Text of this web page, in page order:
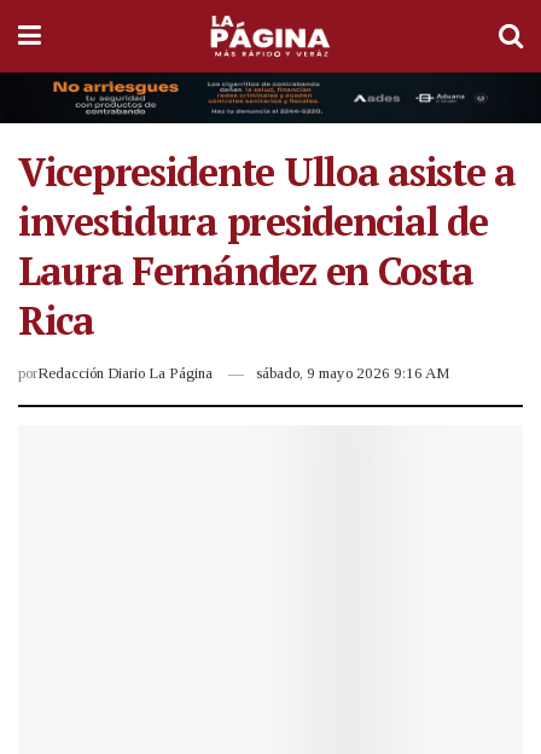
Vicepresidente Ulloa asiste a
investidura presidencial de
Laura Fernández en Costa
Rica
porRedacción Diario La Página sábado, 9 mayo 2026 9:16 AM